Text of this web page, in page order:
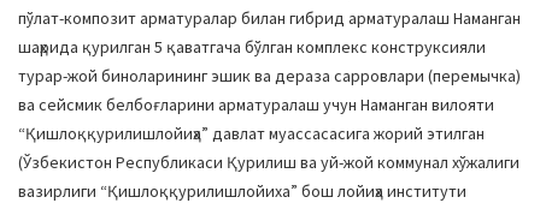
пўлат-композит арматуралар билан гибрид арматуралаш Наманган
шаҳрида қурилган 5 қаватгача бўлган комплекс конструксияли
турар-жой биноларининг эшик ва дераза сарровлари (перемычка)
ва сейсмик белбоғларини арматуралаш учун Наманган вилояти
“Қишлоққурилишлойиҳа” давлат муассасасига жорий этилган
(Ўзбекистон Республикаси Қурилиш ва уй-жой коммунал хўжалиги
вазирлиги “Қишлоққурилишлойиха” бош лойиҳа институти